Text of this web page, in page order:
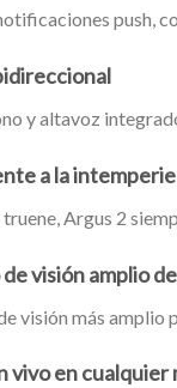
push,
y altavoz
a la
truene, Argus 2
visión amplio
visión más amplio
vivo en